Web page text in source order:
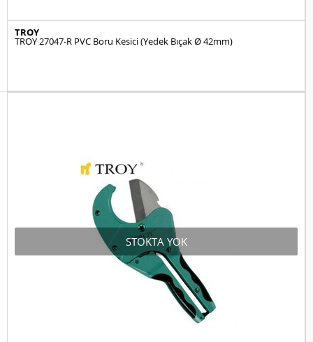
TROY
TROY 27047-R PVC Boru Kesici (Yedek Bıçak Ø 42mm)
STOKTA YOK